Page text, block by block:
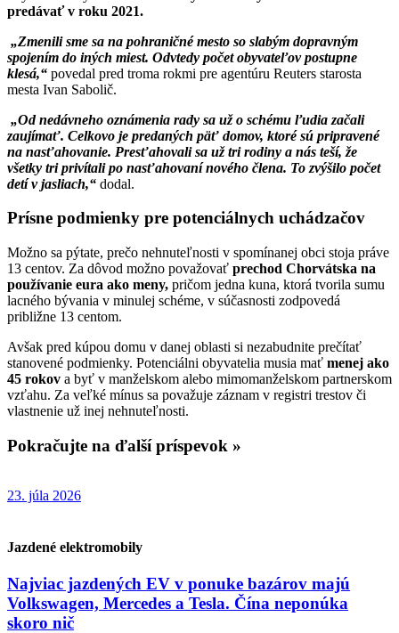
predávať v roku 2021.
„Zmenili sme sa na pohraničné mesto so slabým dopravným
spojením do iných miest. Odvtedy počet obyvateľov postupne
klesá,“ povedal pred troma rokmi pre agentúru Reuters starosta
mesta Ivan Sabolič.
„Od nedávneho oznámenia rady sa už o schému ľudia začali
zaujímať. Celkovo je predaných päť domov, ktoré sú pripravené
na nasťahovanie. Presťahovali sa už tri rodiny a nás teší, že
všetky tri privítali po nasťahovaní nového člena. To zvýšilo počet
detí v jasliach,“ dodal.
Prísne podmienky pre potenciálnych uchádzačov
Možno sa pýtate, prečo nehnuteľnosti v spomínanej obci stoja práve
13 centov. Za dôvod možno považovať prechod Chorvátska na
používanie eura ako meny, pričom jedna kuna, ktorá tvorila sumu
lacného bývania v minulej schéme, v súčasnosti zodpovedá
približne 13 centom.
Avšak pred kúpou domu v danej oblasti si nezabudnite prečítať
stanovené podmienky. Potenciálni obyvatelia musia mať menej ako
45 rokov a byť v manželskom alebo mimomanželskom partnerskom
vzťahu. Za veľké mínus sa považuje záznam v registri trestov či
vlastnenie už inej nehnuteľnosti.
Pokračujte na ďalší príspevok »
23. júla 2026
Jazdené elektromobily
Najviac jazdených EV v ponuke bazárov majú
Volkswagen, Mercedes a Tesla. Čína neponúka
skoro nič